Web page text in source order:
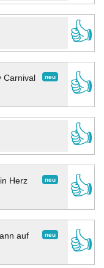
👍
neu
Carnival
👍
👍
neu
Herz
👍
neu
auf
👍